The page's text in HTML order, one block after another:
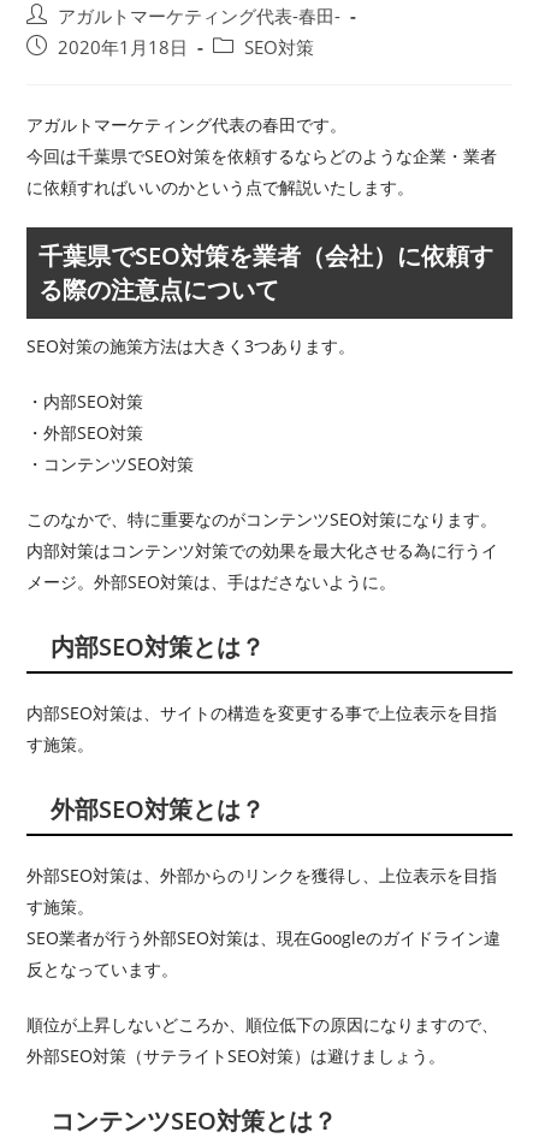
投
稿
アガルトマーケティング代表-春田-
投
開
日:
2020年1月18日
投
テ
ゴ
リ
ー:
SEO対策
アガルトマーケティング代表の春田です。
今回は千葉県でSEO対策を依頼するならどのような企業・業者
に依頼すればいいのかという点で解説いたします。
千葉県でSEO対策を業者（会社）に依頼す
る際の注意点について
SEO対策の施策方法は大きく3つあります。
・内部SEO対策
・外部SEO対策
・コンテンツSEO対策
このなかで、特に重要なのがコンテンツSEO対策になります。
内部対策はコンテンツ対策での効果を最大化させる為に行うイ
メージ。外部SEO対策は、手はださないように。
内部SEO対策とは？
内部SEO対策は、サイトの構造を変更する事で上位表示を目指
す施策。
外部SEO対策とは？
外部SEO対策は、外部からのリンクを獲得し、上位表示を目指
す施策。
SEO業者が行う外部SEO対策は、現在Googleのガイドライン違
反となっています。
順位が上昇しないどころか、順位低下の原因になりますので、
外部SEO対策（サテライトSEO対策）は避けましょう。
コンテンツSEO対策とは？